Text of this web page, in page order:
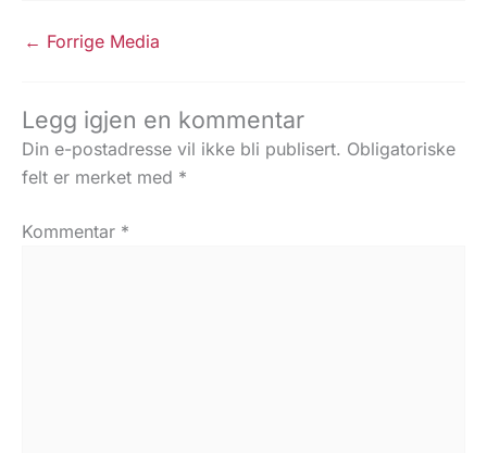
← Forrige Media
Legg igjen en kommentar
Din e-postadresse vil ikke bli publisert. Obligatoriske
felt er merket med *
Kommentar *